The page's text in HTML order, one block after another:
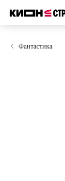
Фантастика